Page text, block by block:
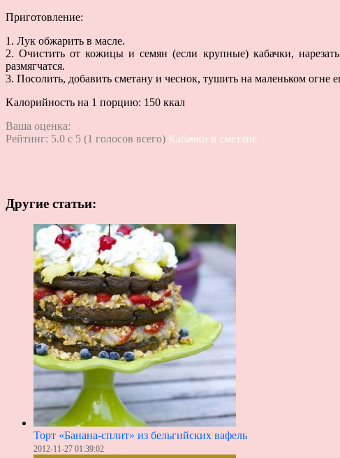
Приготовление:
1. Лук обжарить в масле.
2. Очистить от кожицы и семян (если крупные) кабачки,
размягчатся.
3. Посолить, добавить сметану и чеснок, тушить на маленьком огне
Kалорийность на 1 порцию: 150 ккал
Ваша оценка:
Рейтинг: 5.0 c 5 (1 голосов всего) Кабачки в сметане
Другие статьи:
Торт «Банана-сплит» из бельгийских вафель
2012-11-27 01:39:02